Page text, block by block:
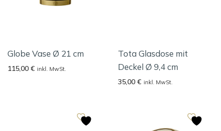
Globe Vase Ø 21 cm
115,00 € inkl. MwSt.
Tota Glasdose mit
Deckel Ø 9,4 cm
35,00 € inkl. MwSt.